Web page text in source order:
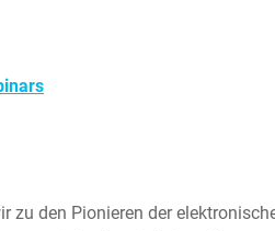
zu den Pionieren der